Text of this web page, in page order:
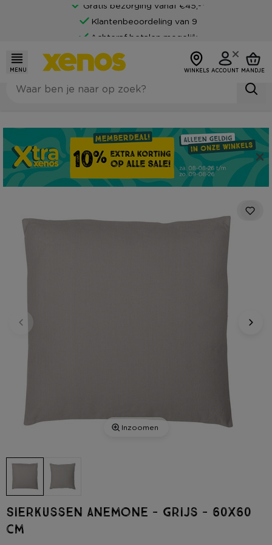
Gratis bezorging vanaf €45,-*
Klantenbeoordeling van 9
Achteraf betalen mogelijk
MENU WINKELS ACCOUNT MANDJE
Inzoomen
Sierkussen anemone - grijs - 60x60
cm